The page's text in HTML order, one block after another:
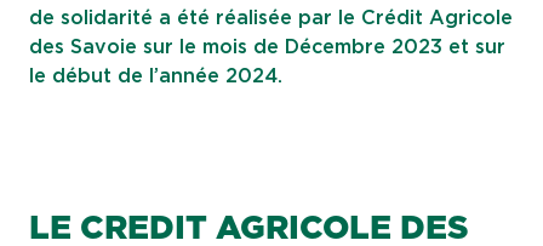
de solidarité a été réalisée par le Crédit Agricole
des Savoie sur le mois de Décembre 2023 et sur
le début de l’année 2024.
LE CREDIT AGRICOLE DES